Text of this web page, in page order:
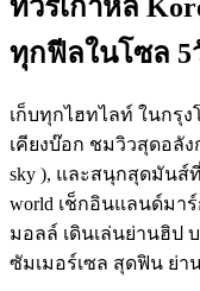
ทัวร์เกาหลี
ทุกฟีลในโซล 5
เก็บทุกไฮทไลท์ ในกรุ
เคียงบ๊อก ชมวิวสุดอลัง
sky ), และสนุกสุดมันส์ที่
world เช็กอินแลนด์มา
มอลล์ เดินเล่นย่านฮิป
ซัมเมอร์เซล สุดฟิน ย่า